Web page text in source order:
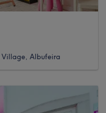
Village, Albufeira